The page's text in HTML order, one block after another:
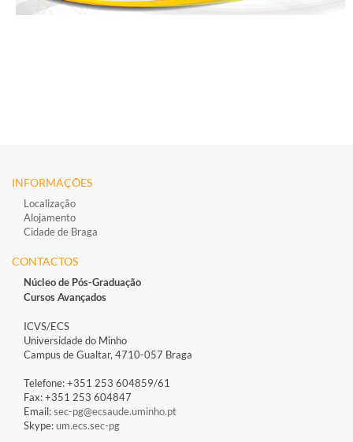
INFORMAÇÕES
Localização
Alojamento
Cidade de Braga
CONTACTOS
Núcleo de Pós-Graduação
Cursos Avançados
ICVS/ECS
Universidade do Minho
Campus de Gualtar, 4710-057 Braga
Telefone: +351 253 604859/61
Fax: +351 253 604847
Email:sec-pg@ecsaude.uminho.pt
Skype:um.ecs.sec-pg